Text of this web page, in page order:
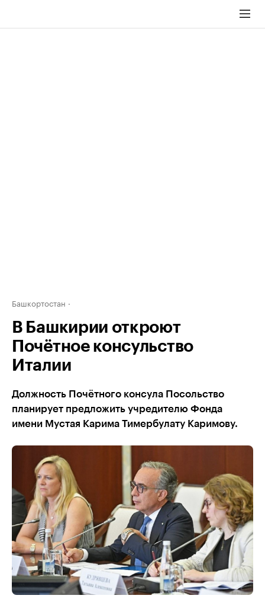
Башкортостан
В Башкирии откроют
Почётное консульство
Италии
Должность Почётного консула Посольство
планирует предложить учредителю Фонда
имени Мустая Карима Тимербулату Каримову.